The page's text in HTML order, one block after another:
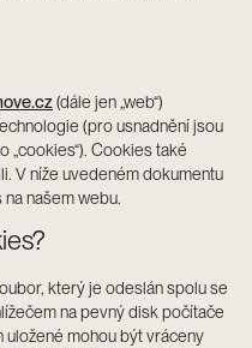
(dále jen „web“)
(pro usnadnění jsou
„cookies“). Cookies také
V níže uvedeném dokumentu
našem webu.
který je odeslán spolu se
na pevný disk počítače
uložené mohou být vráceny